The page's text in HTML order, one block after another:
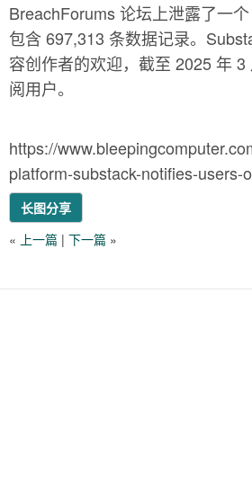
BreachForums 论坛上泄露了一个
包含 697,313 条数据记录。
容创作者的欢迎，截至 2025 年
阅用户。
https://
platform-substack-notifies-users-
长图分享
« 上一篇 | 下一篇 »